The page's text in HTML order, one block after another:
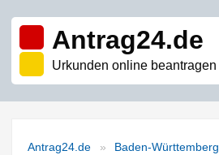
Antrag24.de
Urkunden online beantragen
Antrag24.de
Baden-Württemberg